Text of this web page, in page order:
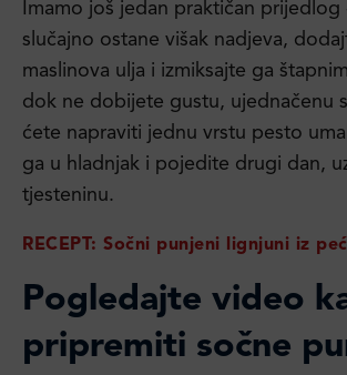
Imamo još jedan praktičan prijedlog
slučajno ostane višak nadjeva,
maslinova ulja i izmiksajte ga
dok ne dobijete gustu, ujednačenu
ćete napraviti jednu vrstu pesto
ga u hladnjak i pojedite drugi dan,
tjesteninu.
RECEPT: Sočni punjeni lignjuni iz
Pogledajte video
pripremiti sočne